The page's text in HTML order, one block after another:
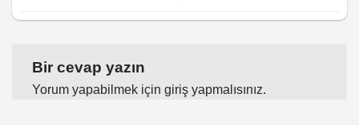
Bir cevap yazın
Yorum yapabilmek için giriş yapmalısınız.